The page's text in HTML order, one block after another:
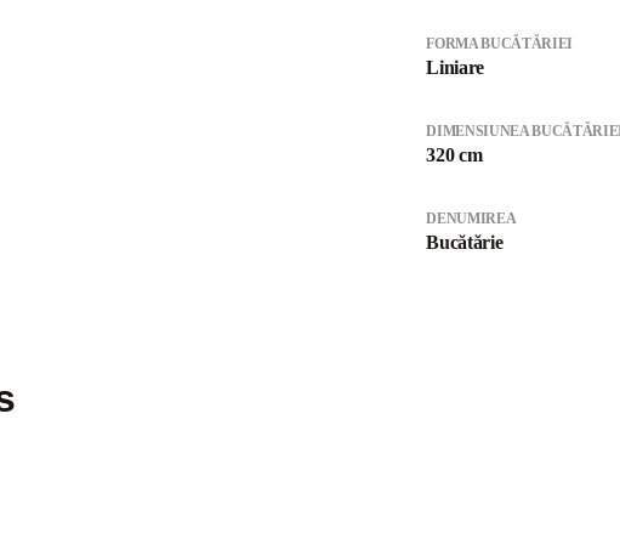
FORMA BUCĂTĂRIEI
Liniare
DIMENSIUNEA
320 cm
DENUMIREA
Bucătărie